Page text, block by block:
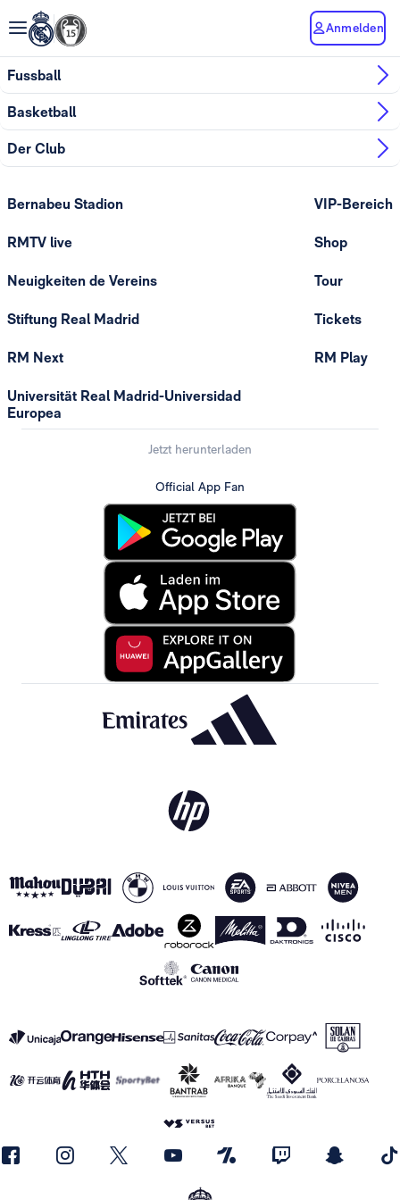
Anmelden
Fussball
Basketball
Der Club
Bernabeu Stadion
RMTV live
Neuigkeiten de Vereins
Stiftung Real Madrid
RM Next
Universität Real Madrid-Universidad
Europea
VIP-Bereich
Shop
Tour
Tickets
RM Play
Jetzt herunterladen
Official App Fan